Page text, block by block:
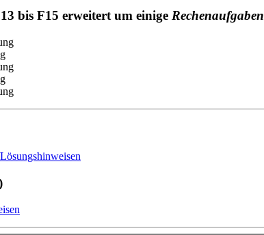
bis F15 erweitert um einige Rechenaufgaben